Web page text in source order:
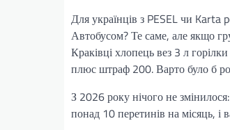
Для українців з PESEL чи
Автобусом? Те саме, але якщо
Краківці хлопець вез 3 л
плюс штраф 200. Варто було б
З 2026 року нічого не
понад 10 перетинів на місяць,